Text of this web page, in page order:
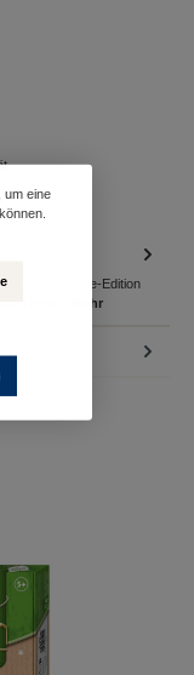
Gute-Laune-Edition
Them…
Mehr
um eine